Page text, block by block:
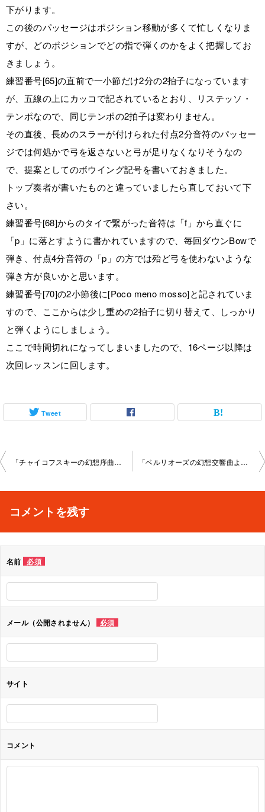
下がります。
この後のパッセージはポジション移動が多くて忙しくなりま
すが、どのポジションでどの指で弾くのかをよく把握してお
きましょう。
練習番号[65]の直前で一小節だけ2分の2拍子になっています
が、五線の上にカッコで記されているとおり、リステッソ・
テンポなので、同じテンポの2拍子は変わりません。
その直後、長めのスラーが付けられた付点2分音符のパッセー
ジでは何処かで弓を返さないと弓が足りなくなりそうなの
で、提案としてのボウイング記号を書いておきました。
トップ奏者が書いたものと違っていましたら直しておいて下
さい。
練習番号[68]からのタイで繋がった音符は「f」から直ぐに
「p」に落とすように書かれていますので、毎回ダウンBowで
弾き、付点4分音符の「p」の方では殆ど弓を使わないような
弾き方が良いかと思います。
練習番号[70]の2小節後に[Poco meno mosso]と記されていま
すので、ここからは少し重めの2拍子に切り替えて、しっかり
と弾くようにしましょう。
ここで時間切れになってしまいましたので、16ページ以降は
次回レッスンに回します。
Tweet
投
ビ
シ
ョ
ン
「チャイコフスキーの幻想序曲、ロミオとジュリエット」高田馬場教室2025-2-16-no002 1-1129 「ベルリオーズの幻想交響曲より第5楽章、ブラームスの交響曲第2番」高田馬場教 室2025-3-23-no0021-1129
コメントを残す
名前 必須
メール（公開されません） 必須
サイト
コメント